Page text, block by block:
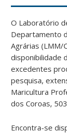
O Laboratório
Departamento
Agrárias (LMM/
disponibilidade
excedentes
pesquisa,
Maricultura
dos Coroas,
Encontra-se